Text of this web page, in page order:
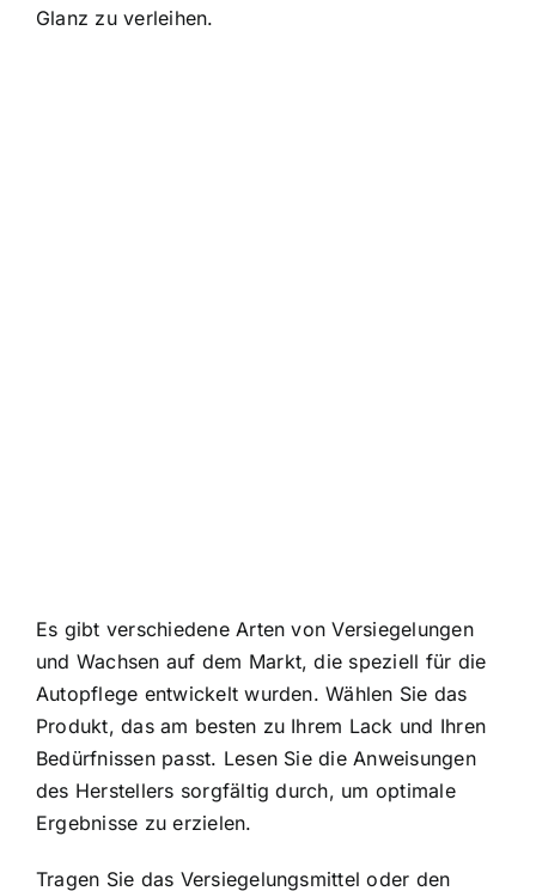
Glanz zu verleihen.
Es gibt verschiedene Arten von Versiegelungen
und Wachsen auf dem Markt, die speziell für die
Autopflege entwickelt wurden. Wählen Sie das
Produkt, das am besten zu Ihrem Lack und Ihren
Bedürfnissen passt. Lesen Sie die Anweisungen
des Herstellers sorgfältig durch, um optimale
Ergebnisse zu erzielen.
Tragen Sie das Versiegelungsmittel oder den